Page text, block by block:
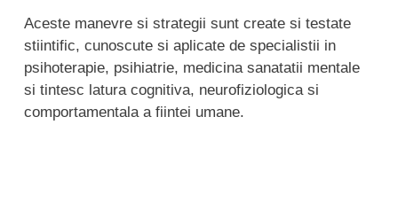
Aceste manevre si strategii sunt create si testate
stiintific, cunoscute si aplicate de specialistii in
psihoterapie, psihiatrie, medicina sanatatii mentale
si tintesc latura cognitiva, neurofiziologica si
comportamentala a fiintei umane.